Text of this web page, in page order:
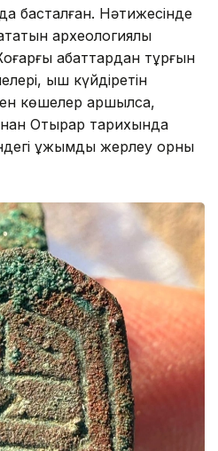
басталған. Нәтижесінде
археологиялық
қабаттардан тұрғын
қыш күйдіретін
көшелер аршылса,
Отырар тарихында
ұжымдық жерлеу орны